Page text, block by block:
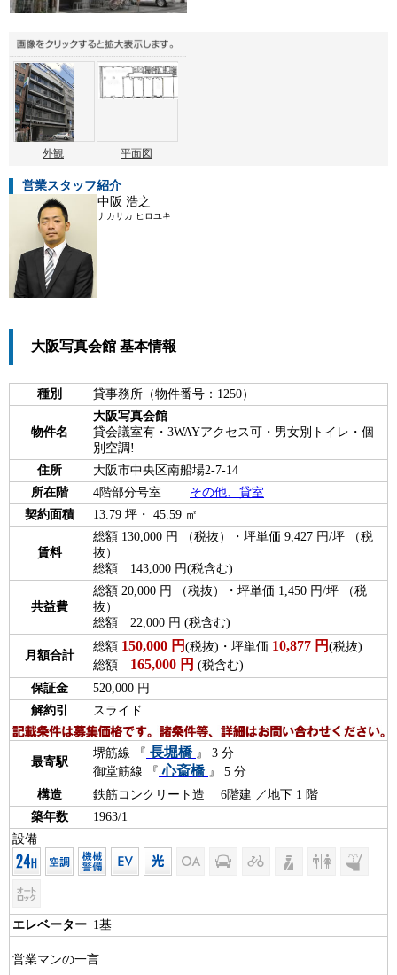
外観 平面図
営業スタッフ紹介
中阪 浩之
ナカサカ ヒロユキ
大阪写真会館 基本情報
種別 貸事務所（物件番号：1250）
物件名
大阪写真会館
貸会議室有・3WAYアクセス可・男女別トイレ・個
別空調!
住所
大阪市中央区南船場2-7-14
所在階
4階部分号室 その他、貸室
契約面積
13.79 坪・ 45.59 ㎡
賃料
総額 130,000 円 （税抜）・坪単価 9,427 円/坪 （税
抜）
総額 143,000 円(税含む)
共益費
総額 20,000 円 （税抜）・坪単価 1,450 円/坪 （税
抜）
総額 22,000 円 (税含む)
月額合計
総額 150,000 円 (税抜)・坪単価 10,877 円 (税抜)
総額 165,000 円 (税含む)
保証金
520,000 円
解約引
スライド
最寄駅
堺筋線 『 長堀橋 』 3 分
御堂筋線 『 心斎橋 』 5 分
構造
鉄筋コンクリート造 6階建 ／地下 1 階
築年数
1963/1
設備
エレベーター 1基
営業マンの一言